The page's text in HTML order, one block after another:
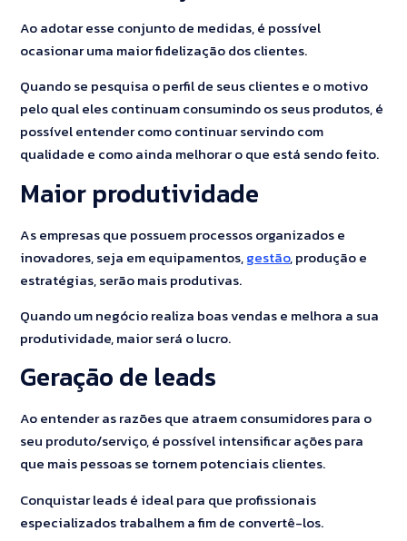
Ao adotar esse conjunto de medidas, é possível
ocasionar uma maior fidelização dos clientes.
Quando se pesquisa o perfil de seus clientes e o motivo
pelo qual eles continuam consumindo os seus produtos, é
possível entender como continuar servindo com
qualidade e como ainda melhorar o que está sendo feito.
Maior produtividade
As empresas que possuem processos organizados e
inovadores, seja em equipamentos,gestão, produção e
estratégias, serão mais produtivas.
Quando um negócio realiza boas vendas e melhora a sua
produtividade, maior será o lucro.
Geração de leads
Ao entender as razões que atraem consumidores para o
seu produto/serviço, é possível intensificar ações para
que mais pessoas se tornem potenciais clientes.
Conquistar leads é ideal para que profissionais
especializados trabalhem a fim de convertê-los.